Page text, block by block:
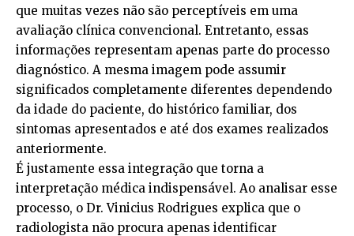
que muitas vezes não são perceptíveis em uma
avaliação clínica convencional. Entretanto, essas
informações representam apenas parte do processo
diagnóstico. A mesma imagem pode assumir
significados completamente diferentes dependendo
da idade do paciente, do histórico familiar, dos
sintomas apresentados e até dos exames realizados
anteriormente.
É justamente essa integração que torna a
interpretação médica indispensável. Ao analisar esse
processo, o Dr. Vinicius Rodrigues explica que o
radiologista não procura apenas identificar